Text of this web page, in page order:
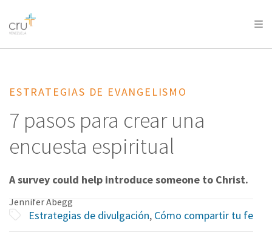
AFRICA
AMERICA / CARIBBEAN
OCEANIA
ESTRATEGIAS DE EVANGELISMO
7 pasos para crear una
encuesta espiritual
A survey could help introduce someone to Christ.
Jennifer Abegg
Estrategias de divulgación, Cómo compartir tu fe